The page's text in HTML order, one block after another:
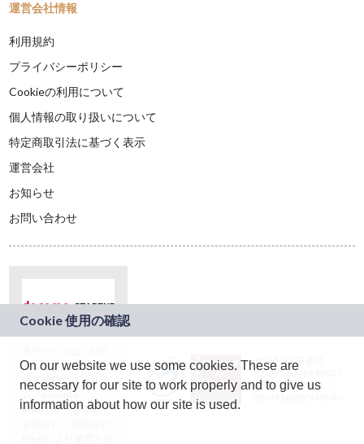
運営会社情報
利用規約
プライバシーポリシー
Cookieの利用について
個人情報の取り扱いについて
特定商取引法に基づく表示
運営会社
お知らせ
お問い合わせ
ドコモグループの新
規事業創出プログラ
ム「docomo
STARTUP」を通じて
JASRAC許諾番号：
9024936001Y45037
JASRAC許諾番号：
On our website we use some cookies. These are
necessary for our site to work properly and to give us
information about how our site is used.